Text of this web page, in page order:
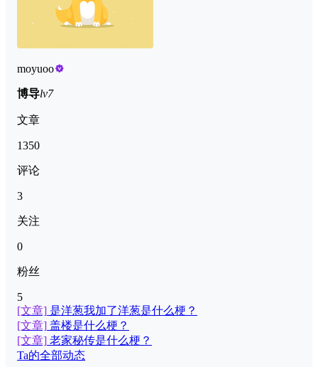
moyuoo
博导lv7
文章
1350
评论
3
关注
0
粉丝
5
[文章] 是洋葱我加了洋葱是什么梗？
[文章] 盖楼是什么梗？
[文章] 老家秘传是什么梗？
Ta的全部动态